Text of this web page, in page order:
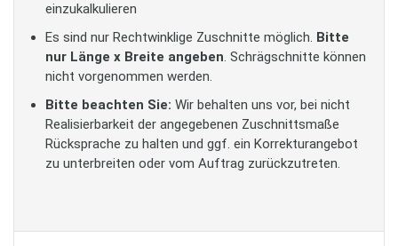
einzukalkulieren
Es sind nur Rechtwinklige Zuschnitte möglich. Bitte
nur Länge x Breite angeben. Schrägschnitte können
nicht vorgenommen werden.
Bitte beachten Sie: Wir behalten uns vor, bei nicht
Realisierbarkeit der angegebenen Zuschnittsmaße
Rücksprache zu halten und ggf. ein Korrekturangebot
zu unterbreiten oder vom Auftrag zurückzutreten.